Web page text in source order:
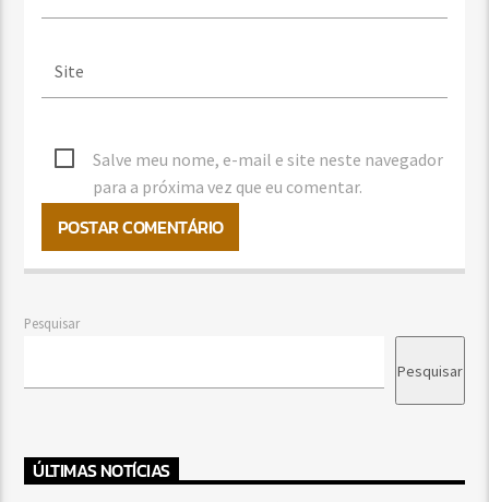
Salve meu nome, e-mail e site neste navegador
para a próxima vez que eu comentar.
Pesquisar
Pesquisar
ÚLTIMAS NOTÍCIAS